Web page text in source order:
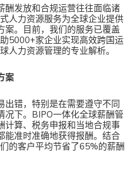
酬发放和合规运营往往面临诸
人力资源服务为全球企业提供
案。目前，我们的服务已覆盖
5000+家企业实现高效跨国运
人力资源管理的专业解析。
案
出错，特别是在需要遵守不同
下。 BIPO一体化全球薪酬管
计算、税务申报和当地合规事
能准时准确地获得报酬。结合
的客户平均节省了65%的薪酬